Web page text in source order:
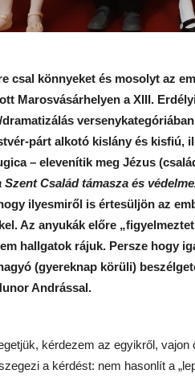
csal könnyeket és mosolyt az
Marosvásárhelyen a XIII.
dramatizálás
párt alkotó kislány és kisfiú,
– elevenítik meg Jézus
Szent Család támasza és
ilyesmiről is értesüljön az
Az anyukák előre
hallgatok rájuk. Persze hogy
(gyereknap körüli)
Andrással.
kérdezem az egyikről,
a kérdést: nem hasonlít a